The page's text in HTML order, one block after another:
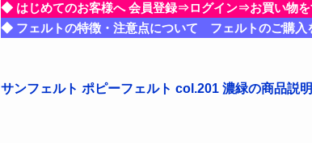
◆ はじめてのお客様へ 会員登録⇒ログイン⇒お買い物を
◆ フェルトの特徴・注意点について フェルトのご購入
サンフェルト ポピーフェルト col.201 濃緑の商品説